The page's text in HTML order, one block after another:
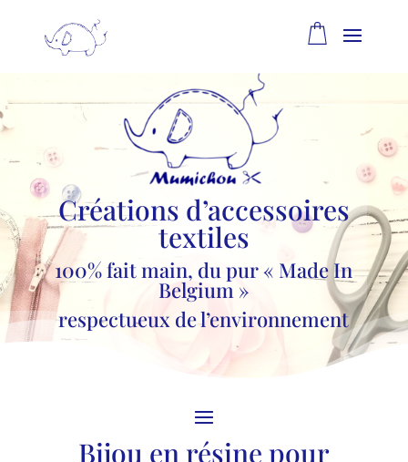
Créations d’accessoires
textiles
100% fait main, du pur « Made In
Belgium »
respectueux de l’environnement
Bijou en résine pour